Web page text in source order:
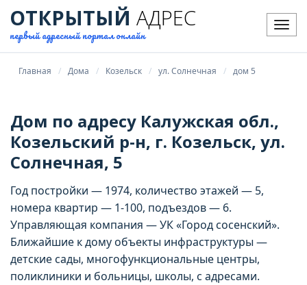
ОТКРЫТЫЙ АДРЕС
первый адресный портал онлайн
Главная Дома Козельск ул. Солнечная дом 5
Дом по адресу Калужская обл.,
Козельский р-н, г. Козельск, ул.
Солнечная, 5
Год постройки — 1974, количество этажей — 5,
номера квартир — 1-100, подъездов — 6.
Управляющая компания — УК «Город сосенский».
Ближайшие к дому объекты инфраструктуры —
детские сады, многофункциональные центры,
поликлиники и больницы, школы, с адресами.